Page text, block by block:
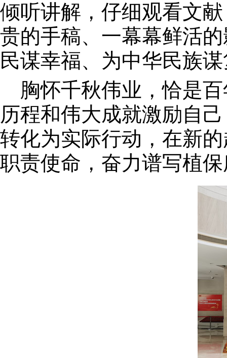
倾听讲解，仔细观看文
贵的手稿、一幕幕鲜活
民谋幸福、为中华民族
胸怀千秋伟业，恰是百
历程和伟大成就激励自
转化为实际行动，在新
职责使命，奋力谱写植